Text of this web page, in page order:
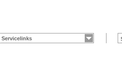
Servicelinks